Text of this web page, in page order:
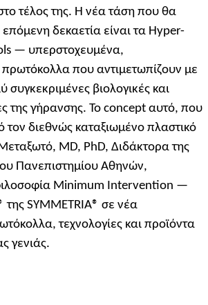
τέλος της. Η νέα τάση που θα
επόμενη δεκαετία είναι τα Hyper-
— υπερστοχευμένα,
πρωτόκολλα που αντιμετωπίζουν με
συγκεκριμένες βιολογικές και
της γήρανσης. Το concept αυτό, που
τον διεθνώς καταξιωμένο πλαστικό
MD, PhD, Διδάκτορα της
Πανεπιστημίου Αθηνών,
Minimum Intervention —
SYMMETRIA® σε νέα
τεχνολογίες και προϊόντα
γενιάς.